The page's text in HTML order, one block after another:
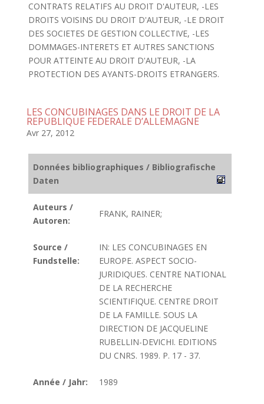
CONTRATS RELATIFS AU DROIT D'AUTEUR, -LES
DROITS VOISINS DU DROIT D'AUTEUR, -LE DROIT
DES SOCIETES DE GESTION COLLECTIVE, -LES
DOMMAGES-INTERETS ET AUTRES SANCTIONS
POUR ATTEINTE AU DROIT D'AUTEUR, -LA
PROTECTION DES AYANTS-DROITS ETRANGERS.
LES CONCUBINAGES DANS LE DROIT DE LA
REPUBLIQUE FEDERALE D’ALLEMAGNE
Avr 27, 2012
Données bibliographiques / Bibliografische
Daten
Auteurs /
Autoren:
FRANK, RAINER;
Source /
Fundstelle:
IN: LES CONCUBINAGES EN
EUROPE. ASPECT SOCIO-
JURIDIQUES. CENTRE NATIONAL
DE LA RECHERCHE
SCIENTIFIQUE. CENTRE DROIT
DE LA FAMILLE. SOUS LA
DIRECTION DE JACQUELINE
RUBELLIN-DEVICHI. EDITIONS
DU CNRS. 1989. P. 17 - 37.
Année / Jahr: 1989